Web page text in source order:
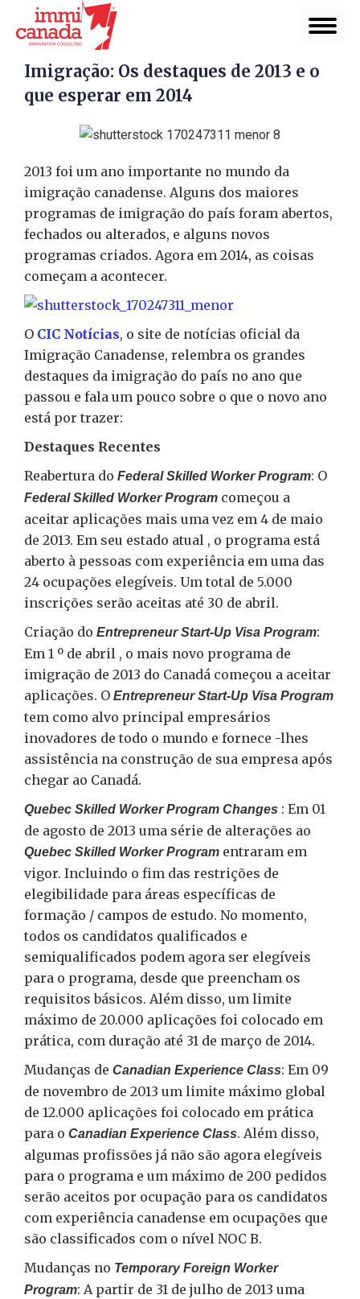
Imigração: Os destaques de 2013 e o
que esperar em 2014
2013 foi um ano importante no mundo da
imigração canadense. Alguns dos maiores
programas de imigração do país foram abertos,
fechados ou alterados, e alguns novos
programas criados. Agora em 2014, as coisas
começam a acontecer.
O CIC Notícias, o site de notícias oficial da
Imigração Canadense, relembra os grandes
destaques da imigração do país no ano que
passou e fala um pouco sobre o que o novo ano
está por trazer:
Destaques Recentes
Reabertura do Federal Skilled Worker Program: O
Federal Skilled Worker Program começou a
aceitar aplicações mais uma vez em 4 de maio
de 2013. Em seu estado atual , o programa está
aberto à pessoas com experiência em uma das
24 ocupações elegíveis. Um total de 5.000
inscrições serão aceitas até 30 de abril.
Criação do Entrepreneur Start-Up Visa Program:
Em 1 º de abril , o mais novo programa de
imigração de 2013 do Canadá começou a aceitar
aplicações. O Entrepreneur Start-Up Visa Program
tem como alvo principal empresários
inovadores de todo o mundo e fornece -lhes
assistência na construção de sua empresa após
chegar ao Canadá.
Quebec Skilled Worker Program Changes : Em 01
de agosto de 2013 uma série de alterações ao
Quebec Skilled Worker Program entraram em
vigor. Incluindo o fim das restrições de
elegibilidade para áreas específicas de
formação / campos de estudo. No momento,
todos os candidatos qualificados e
semiqualificados podem agora ser elegíveis
para o programa, desde que preencham os
requisitos básicos. Além disso, um limite
máximo de 20.000 aplicações foi colocado em
prática, com duração até 31 de março de 2014.
Mudanças de Canadian Experience Class: Em 09
de novembro de 2013 um limite máximo global
de 12.000 aplicações foi colocado em prática
para o Canadian Experience Class. Além disso,
algumas profissões já não são agora elegíveis
para o programa e um máximo de 200 pedidos
serão aceitos por ocupação para os candidatos
com experiência canadense em ocupações que
são classificados com o nível NOC B.
Mudanças no Temporary Foreign Worker
Program: A partir de 31 de julho de 2013 uma